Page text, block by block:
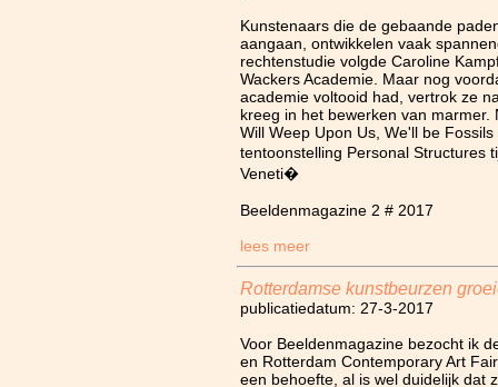
Kunstenaars die de gebaande
aangaan, ontwikkelen vaak
rechtenstudie volgde Caroline
Wackers Academie. Maar nog
academie voltooid had, vertrok ze
kreeg in het bewerken van
Will Weep Upon Us, We'll be
tentoonstelling Personal Structures
Veneti�
Beeldenmagazine 2 # 2017
lees meer
Rotterdamse kunstbeurzen
publicatiedatum: 27-3-2017
Voor Beeldenmagazine bezocht ik
en Rotterdam Contemporary Art
een behoefte, al is wel duidelijk dat